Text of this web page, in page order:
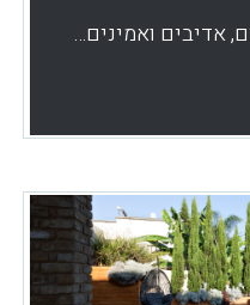
אדיבים ואמינים…